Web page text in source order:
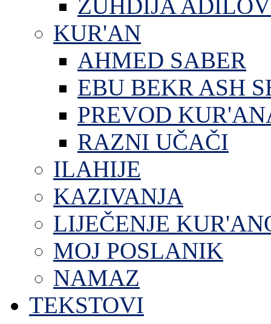
ZUHDIJA
KUR'AN
AHMED SABER
EBU BEKR ASH
PREVOD
RAZNI UČAČI
ILAHIJE
KAZIVANJA
LIJEČENJE
MOJ POSLANIK
NAMAZ
TEKSTOVI